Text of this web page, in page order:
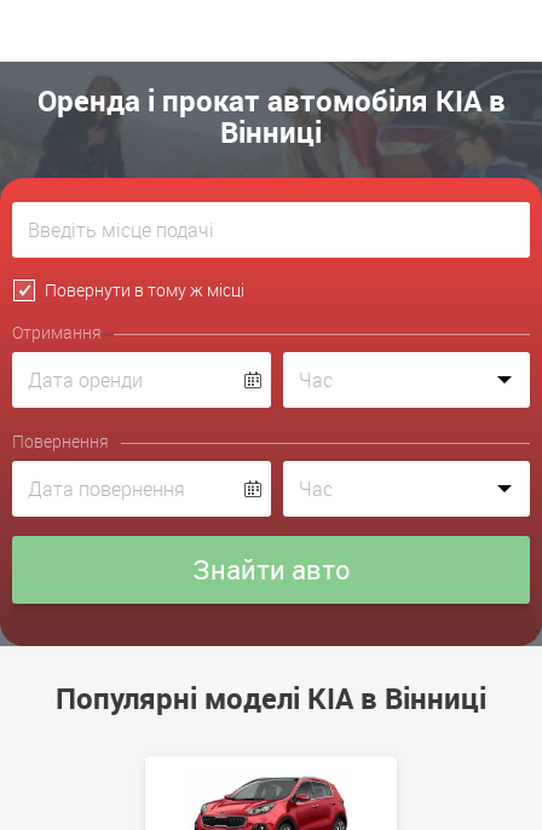
Оренда і прокат автомобіля KIA в
Вінниці
Повернути в тому ж місці
Отримання
Повернення
Популярні моделі KIA в Вінниці